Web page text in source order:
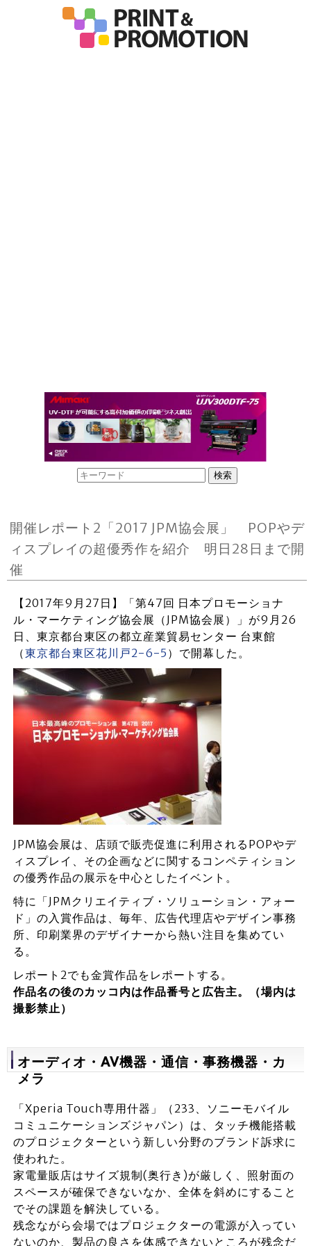
開催レポート2「2017 JPM協会展」 POPやデ
ィスプレイの超優秀作を紹介 明日28日まで開
催
【2017年9月27日】「第47回 日本プロモーショナ
ル・マーケティング協会展（JPM協会展）」が9月26
日、東京都台東区の都立産業貿易センター 台東館
（東京都台東区花川戸2-6-5 ）で開幕した。
JPM協会展は、店頭で販売促進に利用されるPOPやデ
ィスプレイ、その企画などに関するコンペティション
の優秀作品の展示を中心としたイベント。
特に「JPMクリエイティブ・ソリューション・アォー
ド」の入賞作品は、毎年、広告代理店やデザイン事務
所、印刷業界のデザイナーから熱い注目を集めてい
る。
レポート2でも金賞作品をレポートする。
作品名の後のカッコ内は作品番号と広告主。（場内は
撮影禁止）
オーディオ・AV機器・通信・事務機器・カ
メラ
「Xperia Touch専用什器」（233、ソニーモバイル
コミュニケーションズジャパン）は、タッチ機能搭載
のプロジェクターという新しい分野のブランド訴求に
使われた。
家電量販店はサイズ規制(奥行き)が厳しく、照射面の
スペースが確保できないなか、全体を斜めにすること
でその課題を解決している。
残念ながら会場ではプロジェクターの電源が入ってい
ないのか、製品の良さを体感できないところが残念だ